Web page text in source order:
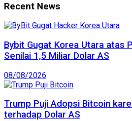
Recent News
Bybit Gugat Korea Utara atas
Senilai 1,5 Miliar Dolar AS
08/08/2026
Trump Puji Adopsi Bitcoin
terhadap Dolar AS